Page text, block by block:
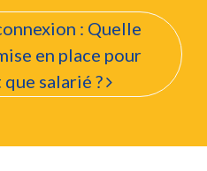
: Quelle
en place pour
salarié ?